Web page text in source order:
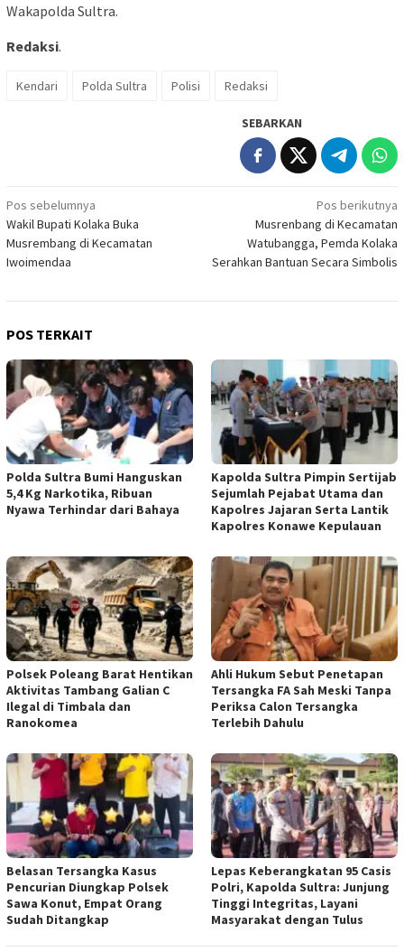
Wakapolda Sultra.
Redaksi.
Kendari Polda Sultra Polisi Redaksi
SEBARKAN
Navigasi
pos
Pos sebelumnya
Wakil Bupati Kolaka Buka
Musrembang di Kecamatan
Iwoimendaa
Pos berikutnya
Musrenbang di Kecamatan
Watubangga, Pemda Kolaka
Serahkan Bantuan Secara Simbolis
POS TERKAIT
Polda Sultra Bumi Hanguskan
5,4 Kg Narkotika, Ribuan
Nyawa Terhindar dari Bahaya
Kapolda Sultra Pimpin Sertijab
Sejumlah Pejabat Utama dan
Kapolres Jajaran Serta Lantik
Kapolres Konawe Kepulauan
Polsek Poleang Barat Hentikan
Aktivitas Tambang Galian C
Ilegal di Timbala dan
Ranokomea
Ahli Hukum Sebut Penetapan
Tersangka FA Sah Meski Tanpa
Periksa Calon Tersangka
Terlebih Dahulu
Belasan Tersangka Kasus
Pencurian Diungkap Polsek
Sawa Konut, Empat Orang
Sudah Ditangkap
Lepas Keberangkatan 95 Casis
Polri, Kapolda Sultra: Junjung
Tinggi Integritas, Layani
Masyarakat dengan Tulus